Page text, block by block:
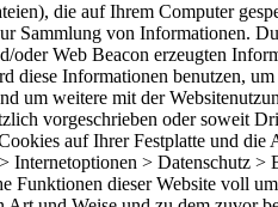
die auf Ihrem Computer
Sammlung von Informationen.
oder Web Beacon erzeugten
diese Informationen benutzen,
um weitere mit der
vorgeschrieben oder soweit
auf Ihrer Festplatte und die
Internetoptionen > Datenschutz >
Funktionen dieser Website voll